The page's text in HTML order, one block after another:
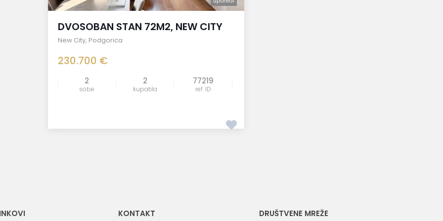
DVOSOBAN STAN 72M2, NEW CITY
New City, Podgorica
230.700 €
2
sobe
2
kupatila
77219
ref. ID
KONTAKT DRUŠTVENE MREŽE